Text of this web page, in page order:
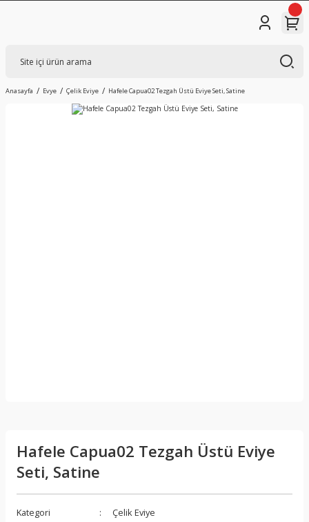
Anasayfa Evye Çelik Eviye Hafele Capua02 Tezgah Üstü Eviye Seti, Satine
Hafele Capua02 Tezgah Üstü Eviye
Seti, Satine
Kategori
Çelik Eviye